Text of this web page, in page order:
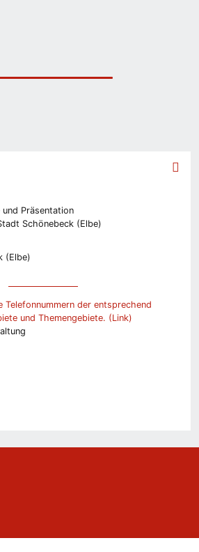
Präsentation
(Elbe)
Telefonnummern der entsprechend
und Themengebiete. (Link)